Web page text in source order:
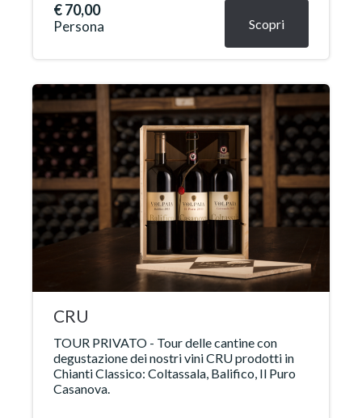
€ 70,00
Persona Scopri
CRU
TOUR PRIVATO - Tour delle cantine con
degustazione dei nostri vini CRU prodotti in
Chianti Classico: Coltassala, Balifico, Il Puro
Casanova.